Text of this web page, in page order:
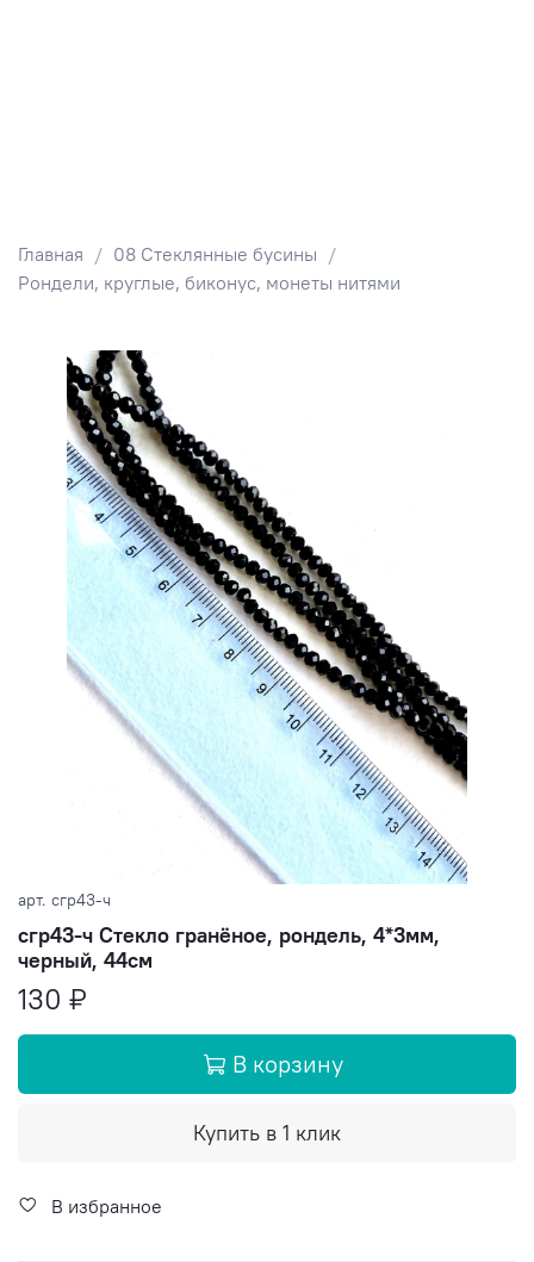
Главная
08 Стеклянные бусины
Рондели, круглые, биконус, монеты нитями
арт. сгр43-ч
сгр43-ч Стекло гранёное, рондель, 4*3мм,
черный, 44см
130 ₽
В корзину
Купить в 1 клик
В избранное